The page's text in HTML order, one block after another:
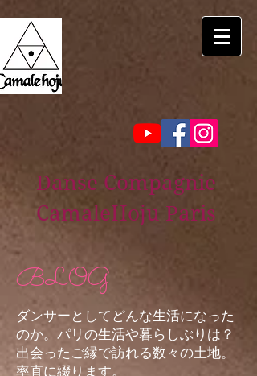
Danse Compagnie
CamaleHoju Paris
BLOG
ダンサーとしてどんな生活になった
のか。パリの生活や暮らしぶりは？
出会ったご縁で訪れる数々の土地。
率直に綴ります。